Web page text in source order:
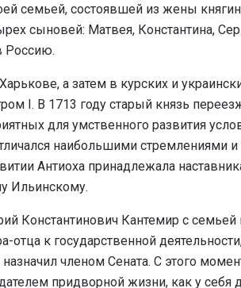
семьей, состоявшей из жены
сыновей: Матвея, Константина,
Россию.
а затем в курских и
I. В 1713 году старый князь
для умственного развития
наибольшими стремлениями и
Антиоха принадлежала
Ильинскому.
Константинович Кантемир с семьей
отца к государственной
членом Сената. С этого
придворной жизни, как у себя